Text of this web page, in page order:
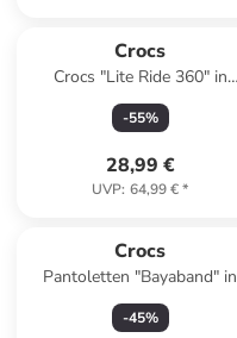
Crocs
Crocs "Lite Ride 360" in
Schwarz
-55%
28,99 €
UVP: 64,99 €*
Crocs
Pantoletten "Bayaband" in
Dunkelblau
-45%